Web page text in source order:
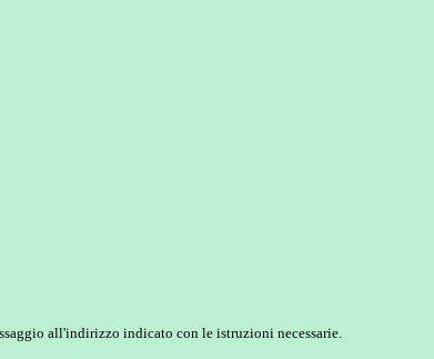
all'indirizzo indicato con le istruzioni necessarie.